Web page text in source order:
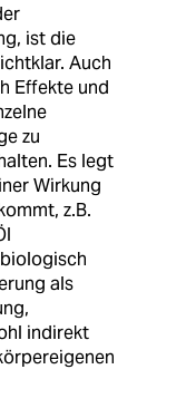
ist die
Auch
Effekte und
zu
Es legt
Wirkung
z.B.
als
indirekt